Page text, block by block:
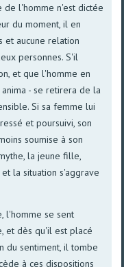
de l'homme n'est dictée
du moment, il en
et aucune relation
personnes. S'il
et que l'homme en
- se retirera de la
Si sa femme lui
et poursuivi, son
soumise à son
la jeune fille,
la situation s'aggrave
l'homme se sent
et dès qu'il est placé
du sentiment, il tombe
à ces dispositions